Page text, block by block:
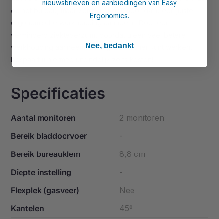
op het bureau, maar zorgt u er ook voor dat u een juiste
ergonomische werkhouding aanneemt. Door een
verminderd ziekteverzuim, doordat u een veel betere
werkhouding aanneemt en ergonomischer kunt werken,
bespaart u hiermee uiteindelijk zelfs kosten!
Specificaties
Aantal monitoren
2 monitoren
Bereik bladdoorvoer
-
Bereik bureauklem
8,8 cm
Diepte instelling
-
Flexplek (gasveer)
Nee
Kantelen
45º
nieuwsbrieven en aanbiedingen van Easy
Ergonomics.
Nee, bedankt